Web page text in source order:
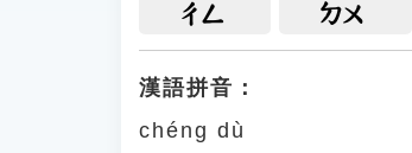
ㄔㄥ ㄉㄨ
漢語拼音：
chéng dù